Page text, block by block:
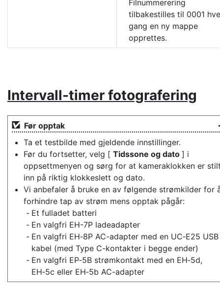
Filnummerering
tilbakestilles til 0001
gang en ny mappe
opprettes.
Intervall-timer fotografering
Før opptak
Ta et testbilde med gjeldende innstillinger.
Før du fortsetter, velg [ Tidssone og dato ] i
oppsettmenyen og sørg for at kameraklokken er
inn på riktig klokkeslett og dato.
Vi anbefaler å bruke en av følgende strømkilder for
forhindre tap av strøm mens opptak pågår:
Et fulladet batteri
En valgfri EH-7P ladeadapter
En valgfri EH‑8P AC-adapter med en UC‑E25 USB
kabel (med Type C-kontakter i begge ender)
En valgfri EP‑5B strømkontakt med en EH‑5d,
EH‑5c eller EH‑5b AC-adapter